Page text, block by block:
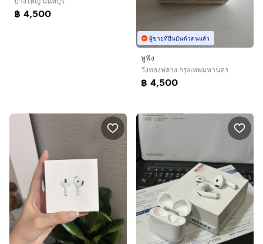
฿ 4,500
ผู้ขายที่ยืนยันตัวตนแล้ว
หูฟัง
วังทองหลาง กรุงเทพมหานคร
฿ 4,500